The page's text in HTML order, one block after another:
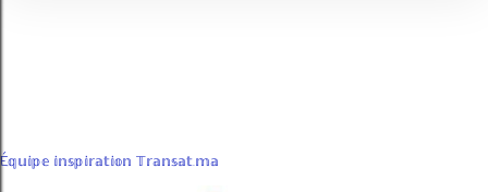
É𝕢𝕦𝕚𝕡𝕖 𝕚𝕟𝕤𝕡𝕚𝕣𝕒𝕥𝕚𝕠𝕟 𝕋𝕣𝕒𝕟𝕤𝕒𝕥.𝕞𝕒